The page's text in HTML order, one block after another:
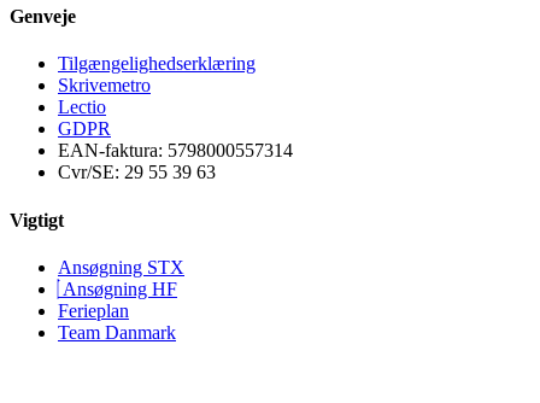
Genveje
Tilgængelighedserklæring
Skrivemetro
Lectio
GDPR
EAN-faktura: 5798000557314
Cvr/SE: 29 55 39 63
Vigtigt
Ansøgning STX
Ansøgning HF
Ferieplan
Team Danmark